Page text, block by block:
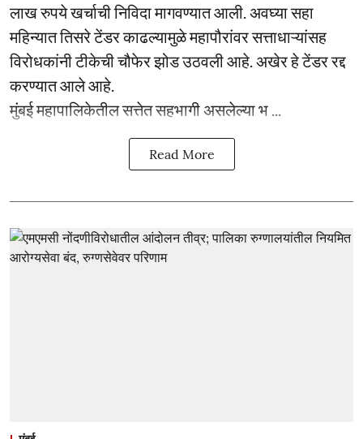
लाख रुपये खर्चाची निविदा मागवण्यात आली. अवघ्या सहा
महिन्यात तिसरे टेंडर काढल्यामुळे महापौरांवर सत्ताधाऱ्यांसह
विरोधकांनी टीकेची चौफेर झोड उठवली आहे. अखेर हे टेंडर रद्द
करण्यात आले आहे.
मुंबई महापालिकेतील सत्तेत सहभागी असलेल्या भ ...
Read More